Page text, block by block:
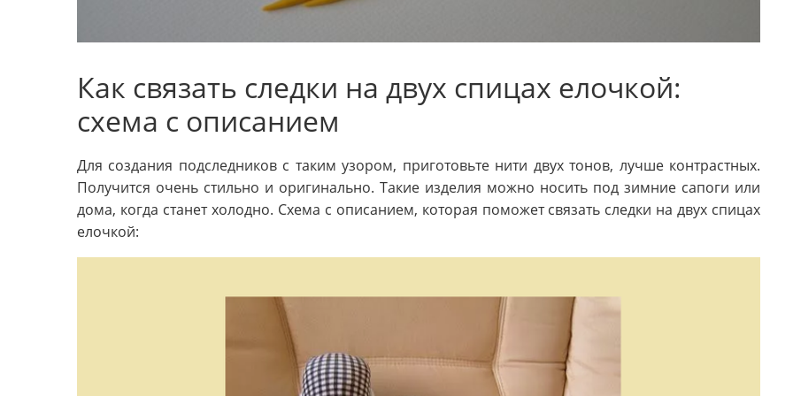
Как связать следки на двух спицах елочкой:
схема с описанием
Для создания подследников с таким узором, приготовьте нити двух тонов, лучше контрастных.
Получится очень стильно и оригинально. Такие изделия можно носить под зимние сапоги или
дома, когда станет холодно. Схема с описанием, которая поможет связать следки на двух спицах
елочкой: